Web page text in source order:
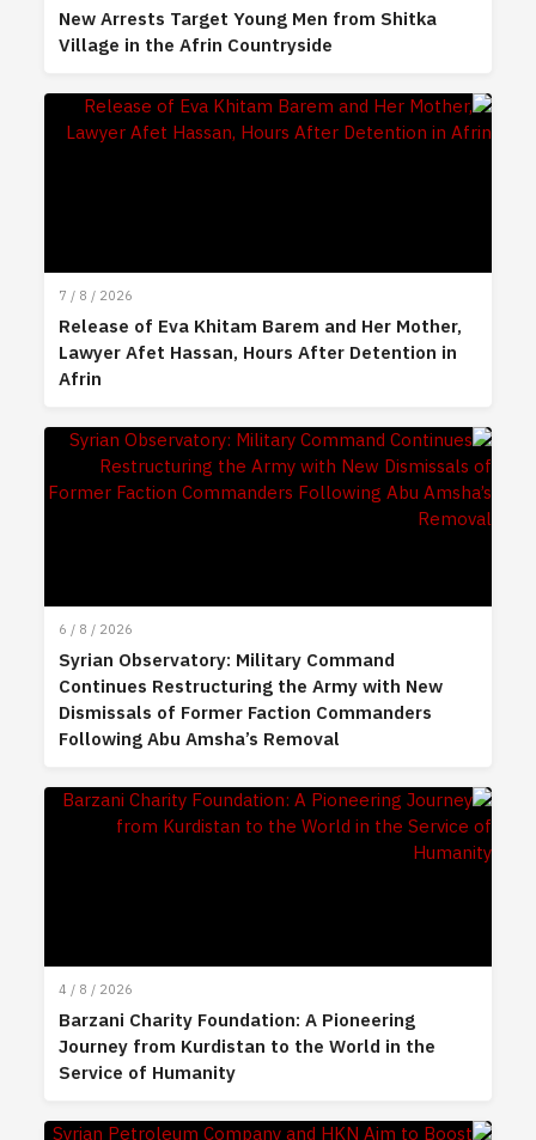
New Arrests Target Young Men from Shitka
Village in the Afrin Countryside
7 / 8 / 2026
Release of Eva Khitam Barem and Her Mother,
Lawyer Afet Hassan, Hours After Detention in
Afrin
6 / 8 / 2026
Syrian Observatory: Military Command
Continues Restructuring the Army with New
Dismissals of Former Faction Commanders
Following Abu Amsha’s Removal
4 / 8 / 2026
Barzani Charity Foundation: A Pioneering
Journey from Kurdistan to the World in the
Service of Humanity